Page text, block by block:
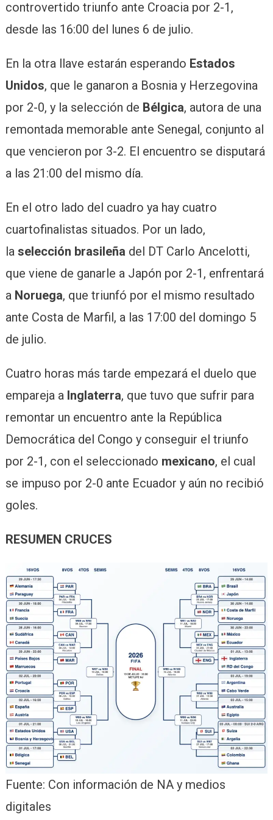
controvertido triunfo ante Croacia por 2-1,
desde las 16:00 del lunes 6 de julio.
En la otra llave estarán esperando Estados
Unidos, que le ganaron a Bosnia y Herzegovina
por 2-0, y la selección de Bélgica, autora de una
remontada memorable ante Senegal, conjunto al
que vencieron por 3-2. El encuentro se disputará
a las 21:00 del mismo día.
En el otro lado del cuadro ya hay cuatro
cuartofinalistas situados. Por un lado,
la selección brasileña del DT Carlo Ancelotti,
que viene de ganarle a Japón por 2-1, enfrentará
a Noruega, que triunfó por el mismo resultado
ante Costa de Marfil, a las 17:00 del domingo 5
de julio.
Cuatro horas más tarde empezará el duelo que
empareja a Inglaterra, que tuvo que sufrir para
remontar un encuentro ante la República
Democrática del Congo y conseguir el triunfo
por 2-1, con el seleccionado mexicano, el cual
se impuso por 2-0 ante Ecuador y aún no recibió
goles.
RESUMEN CRUCES
Fuente: Con información de NA y medios
digitales